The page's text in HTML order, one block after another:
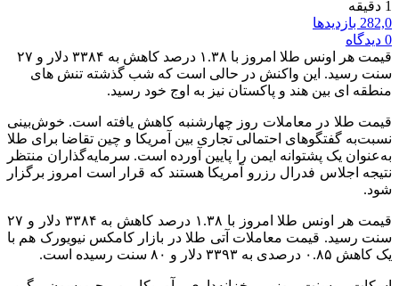
1 دقیقه
282,0 بازدیدها
0 دیدگاه
قیمت هر اونس طلا امروز با ۱‌.۳۸ درصد کاهش به ۳۳۸۴ دلار و ۲۷
سنت رسید. این واکنش در حالی است که شب گذشته تنش های
منطقه ای بین هند و پاکستان نیز به اوج خود رسید.
قیمت طلا در معاملات روز چهارشنبه کاهش یافته است. خوش‌بینی
نسبت‌به گفتگوهای احتمالی تجاری بین آمریکا و چین تقاضا برای طلا
به‌عنوان یک پشتوانه ایمن را پایین آورده است. سرمایه‌گذاران منتظر
نتیجه اجلاس فدرال رزرو آمریکا هستند که قرار است امروز برگزار
شود.
قیمت هر اونس طلا امروز با ۱‌.۳۸ درصد کاهش به ۳۳۸۴ دلار و ۲۷
سنت رسید. قیمت معاملات آتی طلا در بازار کامکس نیویورک هم با
یک کاهش ۰.۸۵ درصدی به ۳۳۹۳ دلار و ۸۰ سنت رسیده است.